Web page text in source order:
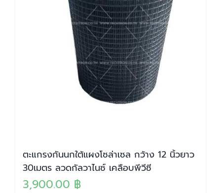
ตะแกรงกันนกใต้แผงโซล่าเซล กว้าง 12 นิ้วยาว
30เมตร ลวดกัลวาไนซ์ เคลือบพีวีซี
3,900.00 ฿